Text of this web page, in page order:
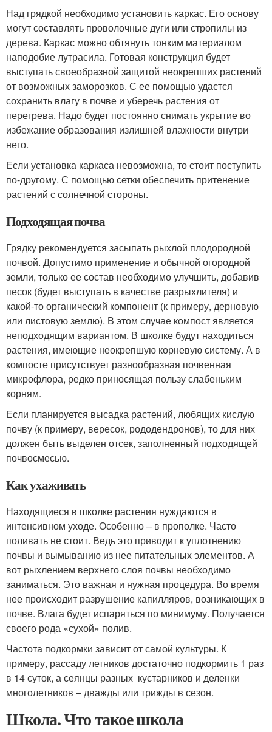
Над грядкой необходимо установить каркас. Его основу
могут составлять проволочные дуги или стропилы из
дерева. Каркас можно обтянуть тонким материалом
наподобие лутрасила. Готовая конструкция будет
выступать своеобразной защитой неокрепших растений
от возможных заморозков. С ее помощью удастся
сохранить влагу в почве и уберечь растения от
перегрева. Надо будет постоянно снимать укрытие во
избежание образования излишней влажности внутри
него.
Если установка каркаса невозможна, то стоит поступить
по-другому. С помощью сетки обеспечить притенение
растений с солнечной стороны.
Подходящая почва
Грядку рекомендуется засыпать рыхлой плодородной
почвой. Допустимо применение и обычной огородной
земли, только ее состав необходимо улучшить, добавив
песок (будет выступать в качестве разрыхлителя) и
какой-то органический компонент (к примеру, дерновую
или листовую землю). В этом случае компост является
неподходящим вариантом. В школке будут находиться
растения, имеющие неокрепшую корневую систему. А в
компосте присутствует разнообразная почвенная
микрофлора, редко приносящая пользу слабеньким
корням.
Если планируется высадка растений, любящих кислую
почву (к примеру, вересок, рододендронов), то для них
должен быть выделен отсек, заполненный подходящей
почвосмесью.
Как ухаживать
Находящиеся в школке растения нуждаются в
интенсивном уходе. Особенно – в прополке. Часто
поливать не стоит. Ведь это приводит к уплотнению
почвы и вымыванию из нее питательных элементов. А
вот рыхлением верхнего слоя почвы необходимо
заниматься. Это важная и нужная процедура. Во время
нее происходит разрушение капилляров, возникающих в
почве. Влага будет испаряться по минимуму. Получается
своего рода «сухой» полив.
Частота подкормки зависит от самой культуры. К
примеру, рассаду летников достаточно подкормить 1 раз
в 14 суток, а сеянцы разных кустарников и деленки
многолетников – дважды или трижды в сезон.
Школа. Что такое школа